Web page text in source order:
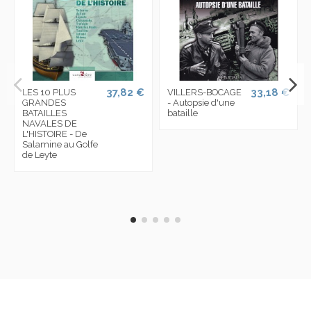
LES 10 PLUS
GRANDES
BATAILLES
NAVALES DE
L'HISTOIRE - De
Salamine au Golfe
de Leyte
37,82 €
VILLERS-BOCAGE
- Autopsie d'une
bataille
33,18 €